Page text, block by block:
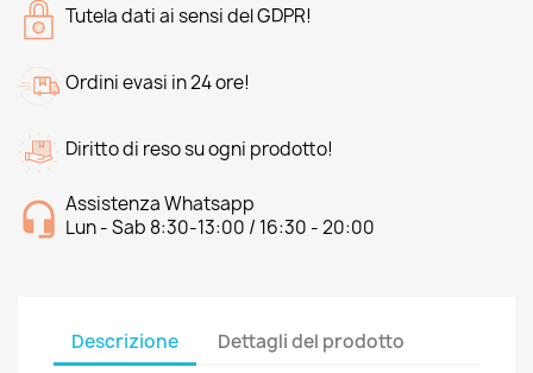
Tutela dati ai sensi del GDPR!
Ordini evasi in 24 ore!
Diritto di reso su ogni prodotto!
Assistenza Whatsapp
Lun - Sab 8:30-13:00 / 16:30 - 20:00
Descrizione Dettagli del prodotto